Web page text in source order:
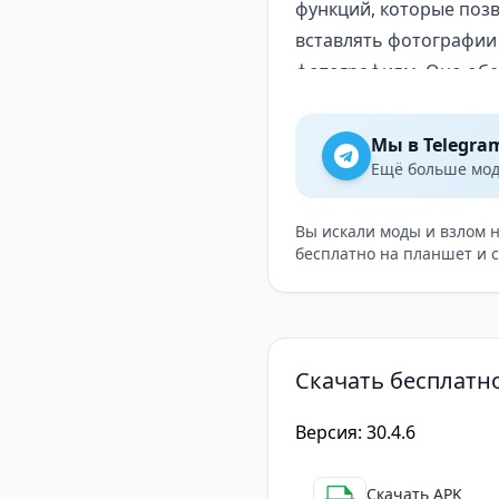
функций, которые
вставлять
фотографиям. Оно
Откройте для себя
кросс-процесс, HDR,
неон, гуашь и старая
Новая функция Remix
Эта функция была
приложениях для
статье. Поэтому
Делиться
Одна из самых
Мы в
Ещё больше
Вы искали моды и взлом
бесплатно на планшет и
Скачать
Версия: 30.4.6
Скачать APK